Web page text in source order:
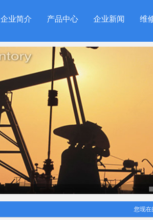
企业简介 产品中心 企业新闻 维
您现在